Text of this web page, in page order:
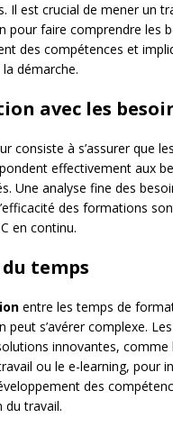
Il est crucial de mener un
pour faire comprendre les
des compétences et
démarche.
avec les
consiste à s’assurer que
effectivement aux
Une analyse fine des
des formations
en continu.
temps
entre les temps de
peut s’avérer complexe.
innovantes,
ou le e-learning, pour
des
du travail.